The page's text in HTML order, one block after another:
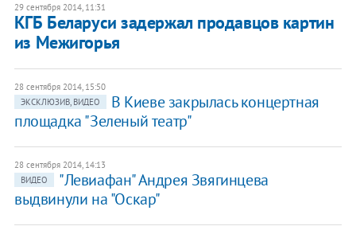
29 сентября 2014, 11:31
КГБ Беларуси задержал продавцов картин
из Межигорья
28 сентября 2014, 15:50
ЭКСКЛЮЗИВ, ВИДЕО
В Киеве закрылась концертная
площадка "Зеленый театр"
28 сентября 2014, 14:13
ВИДЕО
"Левиафан" Андрея Звягинцева
выдвинули на "Оскар"